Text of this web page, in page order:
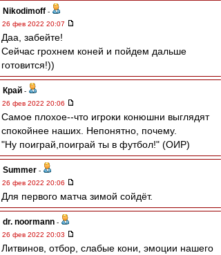
Nikodimoff -
26 фев 2022 20:07
Даа, забейте!
Сейчас грохнем коней и пойдем дальше
готовится!))
Край -
26 фев 2022 20:06
Самое плохое--что игроки конюшни выглядят
спокойнее наших. Непонятно, почему.
"Ну поиграй,поиграй ты в футбол!" (ОИР)
Summer -
26 фев 2022 20:06
Для первого матча зимой сойдёт.
dr. noormann -
26 фев 2022 20:03
Литвинов, отбор, слабые кони, эмоции нашего